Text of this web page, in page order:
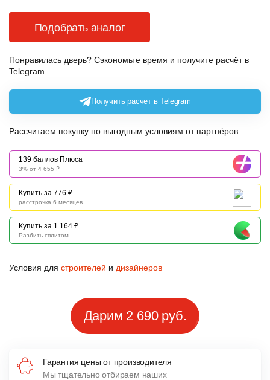
Подобрать аналог
Понравилась дверь? Сэкономьте время и получите расчёт в
Telegram
Получить расчет в Telegram
Рассчитаем покупку по выгодным условиям от партнёров
139 баллов Плюса
3% от 4 655 ₽
Купить за 776 ₽
расстрочка 6 месяцев
Купить за 1 164 ₽
Разбить сплитом
Условия для строителей и дизайнеров
Дарим 2 690 руб.
Гарантия цены от производителя
Мы тщательно отбираем наших